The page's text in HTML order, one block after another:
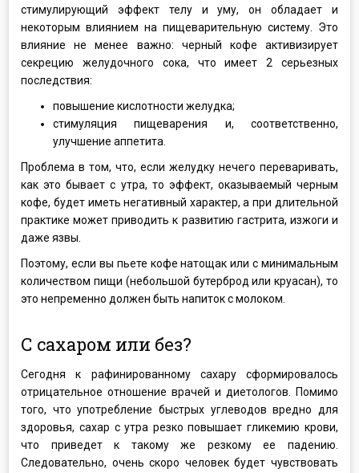
стимулирующий эффект телу и уму, он обладает и
некоторым влиянием на пищеварительную систему. Это
влияние не менее важно: черный кофе активизирует
секрецию желудочного сока, что имеет 2 серьезных
последствия:
повышение кислотности желудка;
стимуляция пищеварения и, соответственно,
улучшение аппетита.
Проблема в том, что, если желудку нечего переваривать,
как это бывает с утра, то эффект, оказываемый черным
кофе, будет иметь негативный характер, а при длительной
практике может приводить к развитию гастрита, изжоги и
даже язвы.
Поэтому, если вы пьете кофе натощак или с минимальным
количеством пищи (небольшой бутерброд или круасан), то
это непременно должен быть напиток с молоком.
С сахаром или без?
Сегодня к рафинированному сахару сформировалось
отрицательное отношение врачей и диетологов. Помимо
того, что употребление быстрых углеводов вредно для
здоровья, сахар с утра резко повышает гликемию крови,
что приведет к такому же резкому ее падению.
Следовательно, очень скоро человек будет чувствовать